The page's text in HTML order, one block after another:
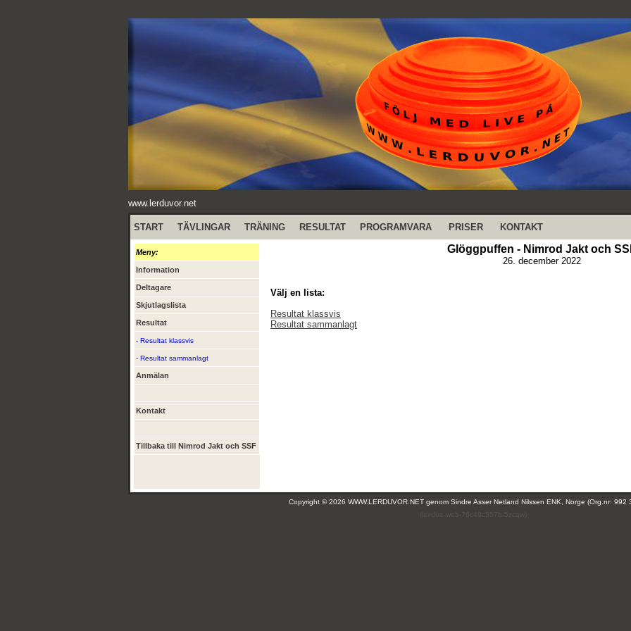
www.lerduvor.net
START TÄVLINGAR TRÄNING RESULTAT PROGRAMVARA PRISER KONTAKT
Meny:
Information
Deltagare
Skjutlagslista
Resultat
- Resultat klassvis
- Resultat sammanlagt
Anmälan
Kontakt
Tillbaka till Nimrod Jakt och SSF
Glöggpuffen - Nimrod Jakt och
26. december 2022
Välj en lista:
Resultat klassvis
Resultat sammanlagt
Copyright © 2026 WWW.LERDUVOR.NET genom Sindre Asser Netland Nilssen ENK, Norge (Org.nr: 992
(leirdue-web-76c49c557b-5zcqw)